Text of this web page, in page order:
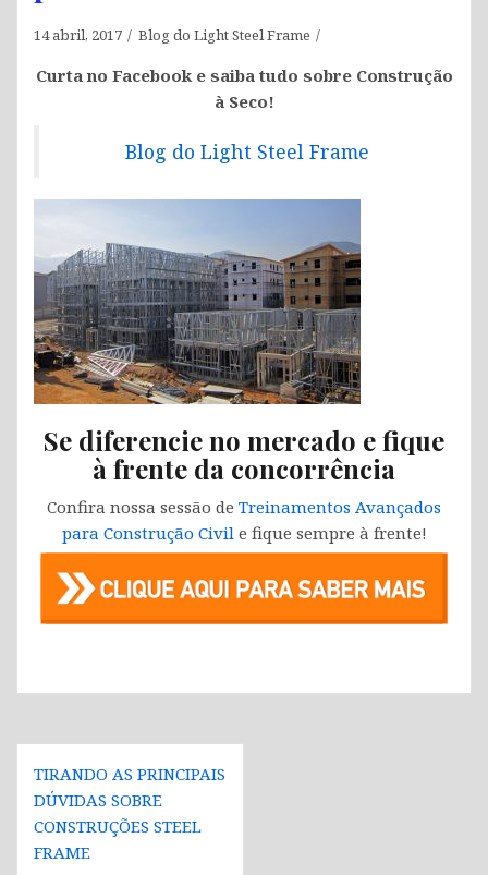
14 abril, 2017 Blog do Light Steel Frame
Curta no Facebook e saiba tudo sobre Construção
à Seco!
Blog do Light Steel Frame
Se diferencie no mercado e fique
à frente da concorrência
Confira nossa sessão de Treinamentos Avançados
para Construção Civile fique sempre à frente!
Navegação
de
Post
TIRANDO AS PRINCIPAIS
DÚVIDAS SOBRE
CONSTRUÇÕES STEEL
FRAME